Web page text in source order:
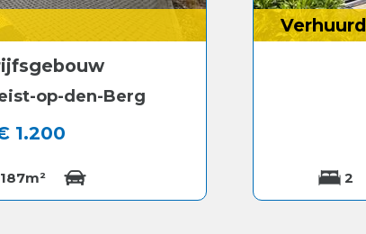
op-den-Berg
1.200
187m²
Verhuurd
2